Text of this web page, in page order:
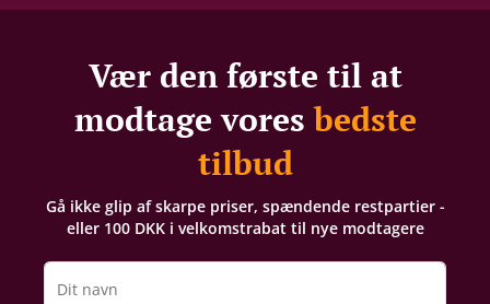
Vær den første til at
modtage voresbedste
tilbud
Gå ikke glip af skarpe priser, spændende restpartier -
eller 100 DKK i velkomstrabat til nye modtagere
Dit navn